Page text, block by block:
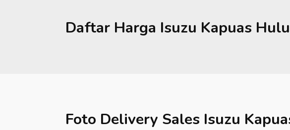
Daftar Harga Isuzu Kapuas Hulu
Foto Delivery Sales Isuzu